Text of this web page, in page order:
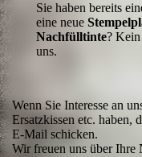
Sie haben bereits
eine neue
Nachfülltinte? Kein
uns.
Wenn Sie Interesse an
Ersatzkissen etc. haben,
E-Mail schicken.
Wir freuen uns über Ihre